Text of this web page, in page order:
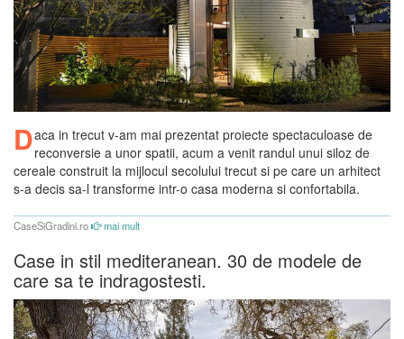
Daca in trecut v-am mai prezentat proiecte spectaculoase de
reconversie a unor spatii, acum a venit randul unui siloz de
cereale construit la mijlocul secolului trecut si pe care un arhitect
s-a decis sa-l transforme intr-o casa moderna si confortabila.
CaseSiGradini.ro mai mult
Case in stil mediteranean. 30 de modele de
care sa te indragostesti.